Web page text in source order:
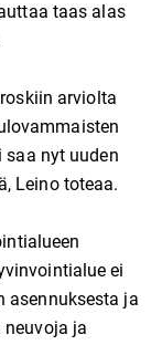
taas alas
arviolta
nyt uuden
Leino toteaa.
ei
asennuksesta ja
neuvoja ja